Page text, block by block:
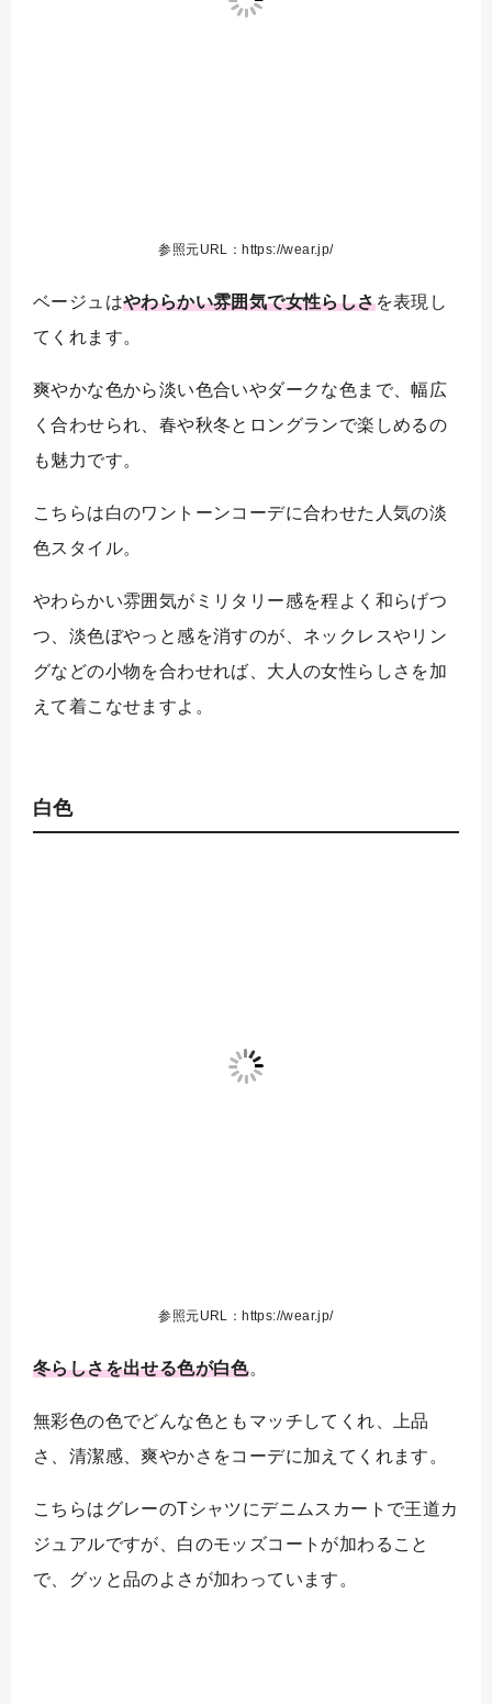
参照元URL：https://wear.jp/
ベージュはやわらかい雰囲気で女性らしさを表現し
てくれます。
爽やかな色から淡い色合いやダークな色まで、幅広
く合わせられ、春や秋冬とロングランで楽しめるの
も魅力です。
こちらは白のワントーンコーデに合わせた人気の淡
色スタイル。
やわらかい雰囲気がミリタリー感を程よく和らげつ
つ、淡色ぼやっと感を消すのが、ネックレスやリン
グなどの小物を合わせれば、大人の女性らしさを加
えて着こなせますよ。
白色
参照元URL：https://wear.jp/
冬らしさを出せる色が白色。
無彩色の色でどんな色ともマッチしてくれ、上品
さ、清潔感、爽やかさをコーデに加えてくれます。
こちらはグレーのTシャツにデニムスカートで王道カ
ジュアルですが、白のモッズコートが加わること
で、グッと品のよさが加わっています。